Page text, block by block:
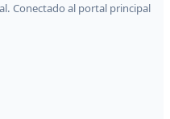
Conectado al portal principal